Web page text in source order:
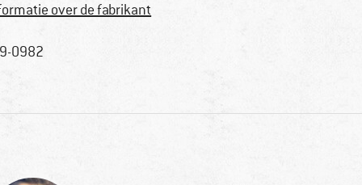
over de fabrikant
0982